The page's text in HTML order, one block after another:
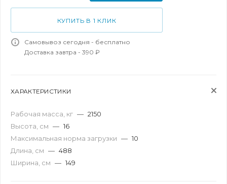
КУПИТЬ В 1 КЛИК
Самовывоз сегодня - бесплатно
Доставка завтра - 390 ₽
ХАРАКТЕРИСТИКИ
Рабочая масса, кг — 2150
Высота, см — 16
Максимальная норма загрузки — 10
Длина, см — 488
Ширина, см — 149